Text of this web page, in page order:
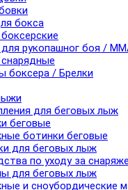
бокса
для рукопашног боя /
боксера / Брелки
для беговых лыж
беговые
ботинки беговые
для беговых лыж
по уходу за
для беговых лыж
и сноубордические